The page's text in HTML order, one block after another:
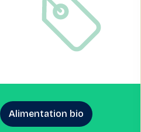
Alimentation bio